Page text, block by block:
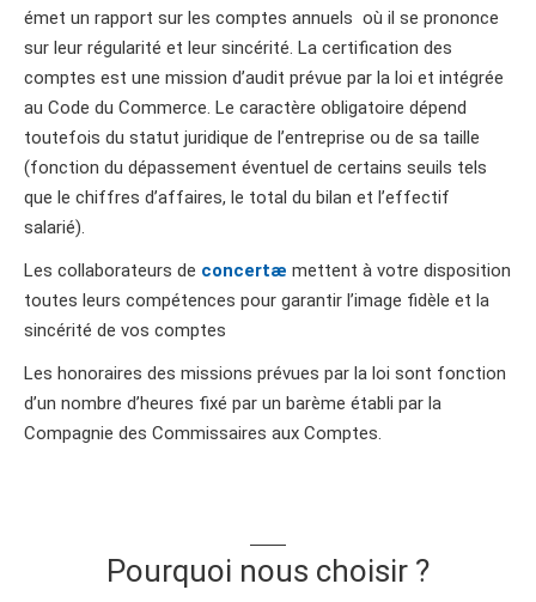
émet un rapport sur les comptes annuels où il se prononce
sur leur régularité et leur sincérité. La certification des
comptes est une mission d’audit prévue par la loi et intégrée
au Code du Commerce. Le caractère obligatoire dépend
toutefois du statut juridique de l’entreprise ou de sa taille
(fonction du dépassement éventuel de certains seuils tels
que le chiffres d’affaires, le total du bilan et l’effectif
salarié).
Les collaborateurs de concertæ mettent à votre disposition
toutes leurs compétences pour garantir l’image fidèle et la
sincérité de vos comptes
Les honoraires des missions prévues par la loi sont fonction
d’un nombre d’heures fixé par un barème établi par la
Compagnie des Commissaires aux Comptes.
Pourquoi nous choisir ?